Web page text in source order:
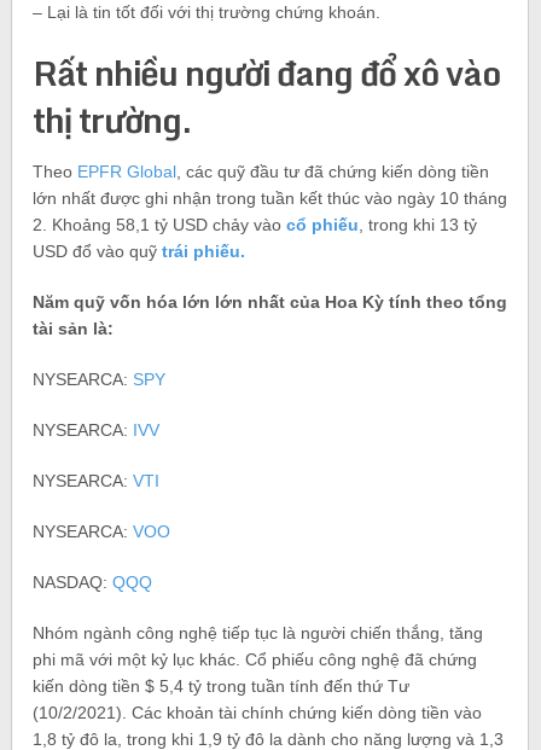
– Lại là tin tốt đối với thị trường chứng khoán.
Rất nhiều người đang đổ xô vào
thị trường.
Theo EPFR Global , các quỹ đầu tư đã chứng kiến ​​dòng tiền
lớn nhất được ghi nhận trong tuần kết thúc vào ngày 10 tháng
2. Khoảng 58,1 tỷ USD chảy vàocổ phiếu , trong khi 13 tỷ
USD đổ vào quỹtrái phiếu.
Năm quỹ vốn hóa lớn lớn nhất của Hoa Kỳ tính theo tổng
tài sản là:
NYSEARCA: SPY
NYSEARCA: IVV
NYSEARCA:VTI
NYSEARCA:VOO
NASDAQ:QQQ
Nhóm ngành công nghệ tiếp tục là người chiến thắng, tăng
phi mã với một kỷ lục khác. Cổ phiếu công nghệ đã chứng
kiến ​​dòng tiền $ 5,4 tỷ trong tuần tính đến thứ Tư
(10/2/2021). Các khoản tài chính chứng kiến ​​dòng tiền vào
1,8 tỷ đô la, trong khi 1,9 tỷ đô la dành cho năng lượng và 1,3